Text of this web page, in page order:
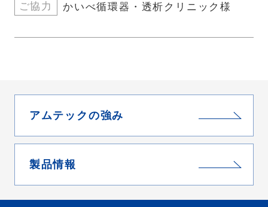
ご協力 かいべ循環器・透析クリニック様
アムテックの強み
製品情報